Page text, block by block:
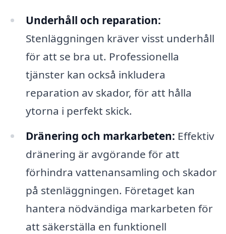
Underhåll och reparation:
Stenläggningen kräver visst underhåll
för att se bra ut. Professionella
tjänster kan också inkludera
reparation av skador, för att hålla
ytorna i perfekt skick.
Dränering och markarbeten: Effektiv
dränering är avgörande för att
förhindra vattenansamling och skador
på stenläggningen. Företaget kan
hantera nödvändiga markarbeten för
att säkerställa en funktionell